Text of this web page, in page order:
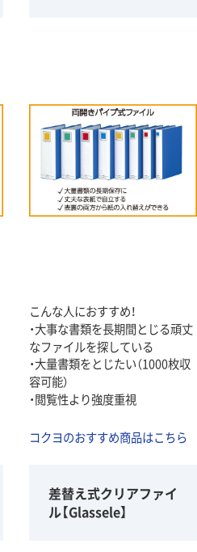
こんな人におすすめ！
・大事な書類を長期間とじる頑丈
なファイルを探している
・大量書類をとじたい（1000枚収
容可能）
・閲覧性より強度重視
コクヨのおすすめ商品はこちら
差替え式クリアファイ
ル【Glassele】